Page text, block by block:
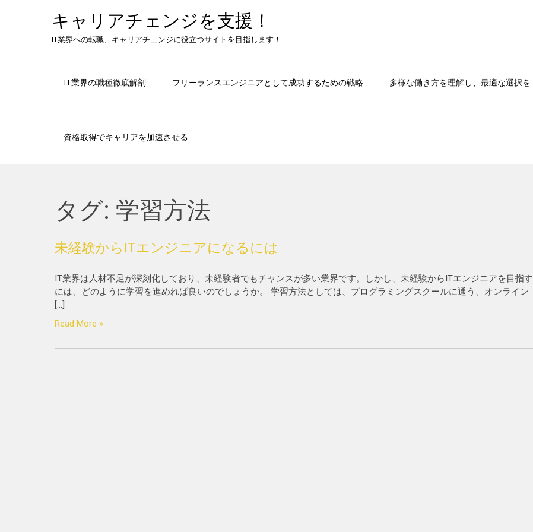
キャリアチェンジを支援！
IT業界への転職、キャリアチェンジに役立つサイトを目指します！
IT業界の職種徹底解剖 フリーランスエンジニアとして成功するための戦略 多様な働き方を理解し、最適な選択を
資格取得でキャリアを加速させる
タグ: 学習方法
未経験からITエンジニアになるには
IT業界は人材不足が深刻化しており、未経験者でもチャンスが多い業界です。しかし、未経験からITエンジニアを目指す
には、どのように学習を進めれば良いのでしょうか。 学習方法としては、プログラミングスクールに通う、オンライン
[…]
Read More »